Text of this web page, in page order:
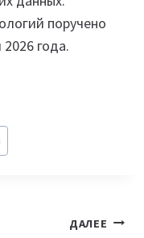
поручено
года.
ДАЛЕЕ